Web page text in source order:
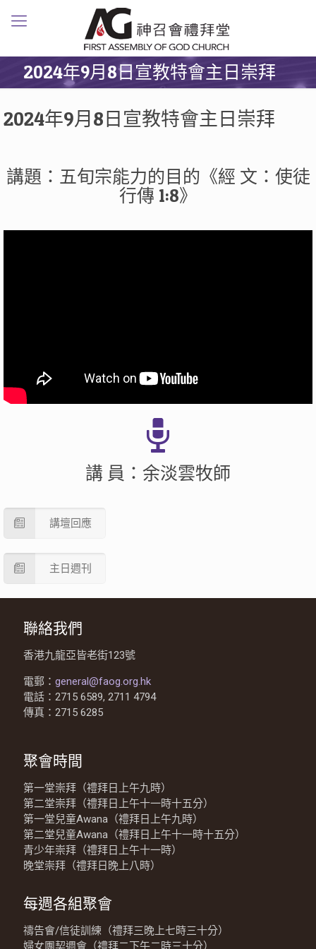
2024年9月8日宣教特會主日崇拜
2024年9月8日宣教特會主日崇拜
講題：五旬宗能力的目的《經 文：使徒
行傳 1:8》
講 員：余淡雲牧師
講壇回應
主日週刊
聯絡我們
香港九龍亞皆老街123號
電郵： general@faog.org.hk
電話：2715 6589, 2711 4794
傳真：2715 6285
聚會時間
第一堂崇拜（禮拜日上午九時）
第二堂崇拜（禮拜日上午十一時十五分）
第一堂兒童Awana（禮拜日上午九時）
第二堂兒童Awana（禮拜日上午十一時十五分）
青少年崇拜（禮拜日上午十一時）
晚堂崇拜（禮拜日晚上八時）
每週各組聚會
禱告會/信徒訓練（禮拜三晚上七時三十分）
婦女團契週會（禮拜二下午二時三十分）